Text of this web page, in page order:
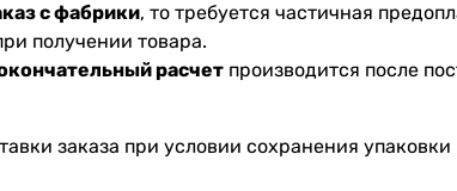
с фабрики, то требуется частичная
получении товара.
расчет производится после
заказа при условии сохранения